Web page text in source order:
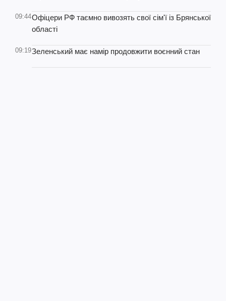
09:44Офіцери РФ таємно вивозять свої сім'ї із Брянської
області
09:19Зеленський має намір продовжити воєнний стан